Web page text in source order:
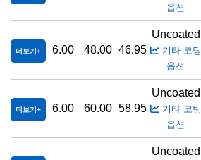
옵션
더보기 6.00 48.00 46.95
Uncoated
기타 코팅
옵션
더보기 6.00 60.00 58.95
Uncoated
기타 코팅
옵션
Uncoated